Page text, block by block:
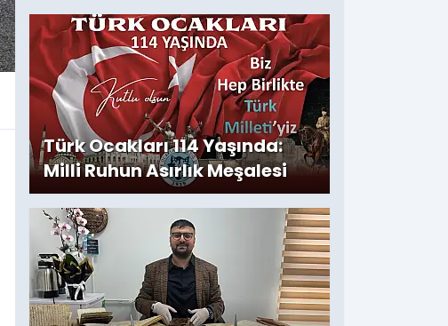
Türk Ocakları 114 Yaşında:
Milli Ruhun Asırlık Meşalesi